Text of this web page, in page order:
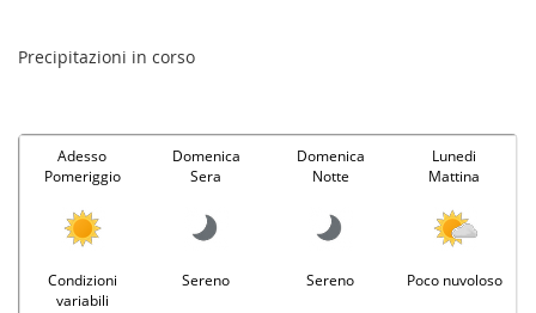
Precipitazioni in corso
Adesso
Pomeriggio
Domenica
Sera
Domenica
Notte
Lunedi
Mattina
Condizioni
variabili
Sereno Sereno Poco nuvoloso